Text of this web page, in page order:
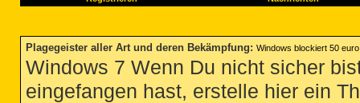
Plagegeister aller Art und deren Bekämpfung: Windows blockiert 50
Windows 7 Wenn Du nicht sicher
eingefangen hast, erstelle hier ein